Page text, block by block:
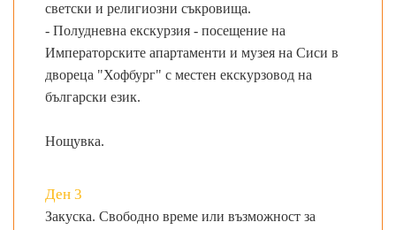
светски и религиозни съкровища.
- Полудневна екскурзия - посещение на
Императорските апартаменти и музея на Сиси в
двореца "Хофбург" с местен екскурзовод на
български език.
Нощувка.
Ден 3
Закуска. Свободно време или възможност за